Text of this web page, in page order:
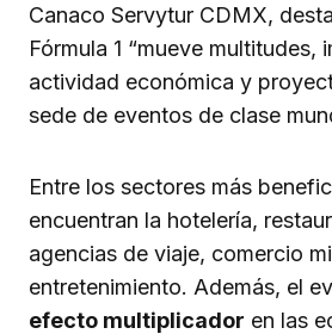
Canaco Servytur CDMX,
Fórmula 1 “mueve multitudes,
actividad económica y
sede de eventos de clase
Entre los sectores más
encuentran la hotelería,
agencias de viaje, comercio
entretenimiento. Además, el
efecto multiplicador en las